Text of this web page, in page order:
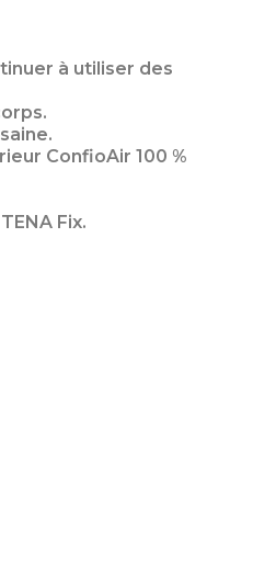
à utiliser des
ConfioAir 100 %
Fix.